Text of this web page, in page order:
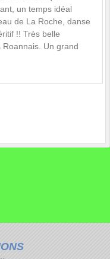
un temps idéal
de La Roche, danse
!! Très belle
Un grand